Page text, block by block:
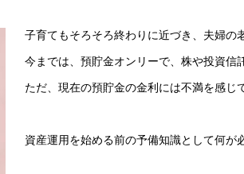
子育てもそろそろ終わりに近づき、夫婦の
今までは、預貯金オンリーで、株や投資信
ただ、現在の預貯金の金利には不満を感じ
資産運用を始める前の予備知識として何が